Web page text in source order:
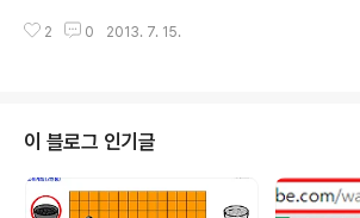
키티선풍기로도 해 보았는데 잘 되네요.
주고 SPL-duino 전용프로그램 자체에서 플래시와 연동
-Duino 개발툴 소스 화일 첨부합니다. 열어서 확인해 보시
면 정말 쉽다는 것을 알 수 있습니다. 거리센서를 보드에 연
결해서 손의 접근 거리에 따라 센서값을 받아온 다음 플래
시 프로그램으로 값을 넘겨 플래시 프로그램에서 공을 제
2 0 2013. 7. 15.
이 블로그 인기글